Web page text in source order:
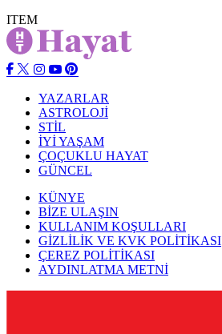
ITEM
YAZARLAR
ASTROLOJİ
STİL
İYİ YAŞAM
ÇOÇUKLU HAYAT
GÜNCEL
KÜNYE
BİZE ULAŞIN
KULLANIM KOŞULLARI
GİZLİLİK VE KVK POLİTİKASI
ÇEREZ POLİTİKASI
AYDINLATMA METNİ